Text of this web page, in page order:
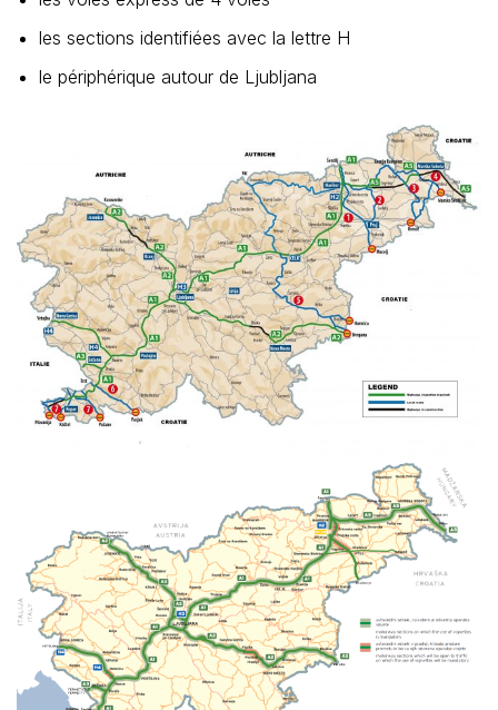
les sections identifiées avec la lettre H
le périphérique autour de Ljubljana